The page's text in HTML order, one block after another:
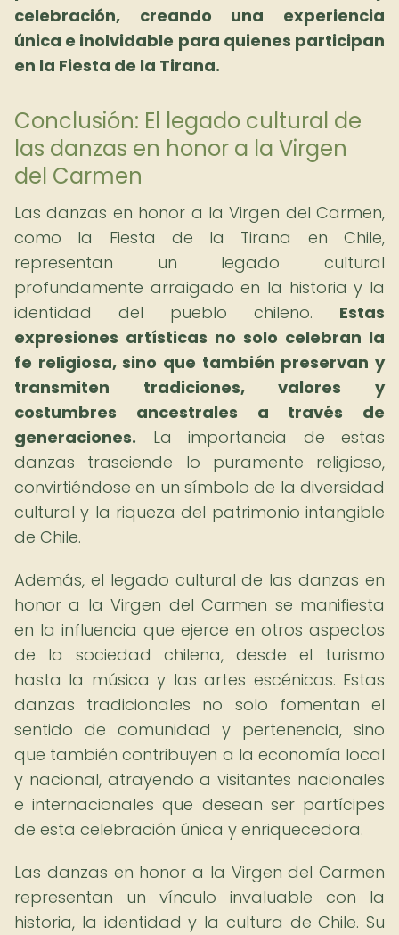
celebración, creando una experiencia
única e inolvidable para quienes participan
en la Fiesta de la Tirana.
Conclusión: El legado cultural de
las danzas en honor a la Virgen
del Carmen
Las danzas en honor a la Virgen del Carmen,
como la Fiesta de la Tirana en Chile,
representan un legado cultural
profundamente arraigado en la historia y la
identidad del pueblo chileno. Estas
expresiones artísticas no solo celebran la
fe religiosa, sino que también preservan y
transmiten tradiciones, valores y
costumbres ancestrales a través de
generaciones. La importancia de estas
danzas trasciende lo puramente religioso,
convirtiéndose en un símbolo de la diversidad
cultural y la riqueza del patrimonio intangible
de Chile.
Además, el legado cultural de las danzas en
honor a la Virgen del Carmen se manifiesta
en la influencia que ejerce en otros aspectos
de la sociedad chilena, desde el turismo
hasta la música y las artes escénicas. Estas
danzas tradicionales no solo fomentan el
sentido de comunidad y pertenencia, sino
que también contribuyen a la economía local
y nacional, atrayendo a visitantes nacionales
e internacionales que desean ser partícipes
de esta celebración única y enriquecedora.
Las danzas en honor a la Virgen del Carmen
representan un vínculo invaluable con la
historia, la identidad y la cultura de Chile. Su